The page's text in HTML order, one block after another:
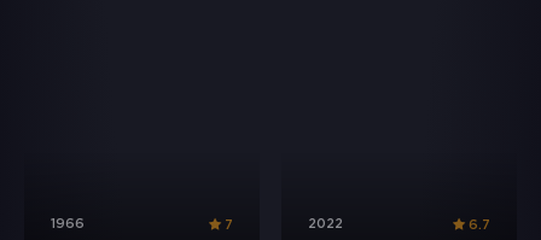
1966 7 2022 6.7